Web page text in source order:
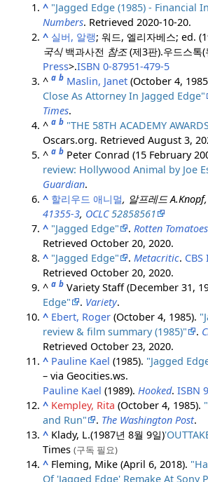
^ "Jagged Edge (1985) - Financial
Numbers. Retrieved2020-10-20.
^ 실버, 알랭; 워드, 엘리자베스; ed.
국식백과사전 참조(제3판).우드스톡
Press>.ISBN 0-87951-479-5
^a b Maslin, Janet (October 4,
Close As Attorney In Jagged Edge"
Times.
^a b "THE 58TH ACADEMY
Oscars.org. RetrievedAugust 3,
^a b Peter Conrad (15 February
review: Hollywood Animal by Joe
Guardian.
^ 할리우드 애니멀, 알프레드 A.
41355-3, OCLC 52858561
^ "Jagged Edge" .Rotten Tomatoes
Retrieved October 20, 2020.
^ "Jagged Edge" .Metacritic.
Retrieved October 20, 2020.
^a b Variety Staff (December 31,
Edge"
. Variety.
^ Ebert, Roger (October 4, 1985).
review & film summary (1985)"
.
Retrieved October 23, 2020.
^ Pauline Kael (1985). "Jagged
– via Geocities.ws.
Pauline Kael (1989).Hooked.ISBN
^ Kempley, Rita (October 4, 1985). "
and Run"
. The Washington Post.
^ Klady, L.(1987년 8월 9일)
Times(구독 필요)
^ Fleming, Mike (April 6, 2018).
Of 'Jagged Edge' Remake At Sony